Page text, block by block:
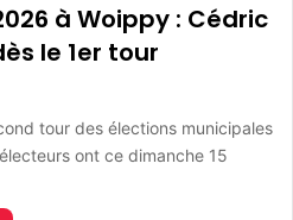
à Woippy : Cédric
le 1er tour
tour des élections municipales
ont ce dimanche 15